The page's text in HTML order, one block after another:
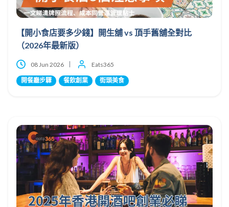
【開小食店要多少錢】開生舖 vs 頂手舊舖全對比
（2026年最新版）
08 Jun 2026 Eats365
開餐廳步驟 餐飲創業 街頭美食